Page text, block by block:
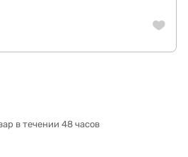
в течении 48 часов